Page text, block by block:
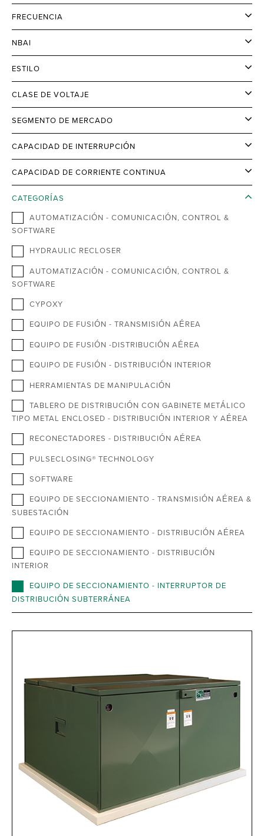
FRECUENCIA
NBAI
ESTILO
CLASE DE VOLTAJE
SEGMENTO DE MERCADO
CAPACIDAD DE INTERRUPCIÓN
CAPACIDAD DE CORRIENTE CONTINUA
CATEGORÍAS
AUTOMATIZACIÓN - COMUNICACIÓN, CONTROL &
SOFTWARE
HYDRAULIC RECLOSER
AUTOMATIZACIÓN - COMUNICACIÓN, CONTROL &
SOFTWARE
CYPOXY
EQUIPO DE FUSIÓN - TRANSMISIÓN AÉREA
EQUIPO DE FUSIÓN -DISTRIBUCIÓN AÉREA
EQUIPO DE FUSIÓN - DISTRIBUCIÓN INTERIOR
HERRAMIENTAS DE MANIPULACIÓN
TABLERO DE DISTRIBUCIÓN CON GABINETE METÁLICO
TIPO METAL ENCLOSED - DISTRIBUCIÓN INTERIOR Y AÉREA
RECONECTADORES - DISTRIBUCIÓN AÉREA
PULSECLOSING® TECHNOLOGY
SOFTWARE
EQUIPO DE SECCIONAMIENTO - TRANSMISIÓN AÉREA &
SUBESTACIÓN
EQUIPO DE SECCIONAMIENTO - DISTRIBUCIÓN AÉREA
EQUIPO DE SECCIONAMIENTO - DISTRIBUCIÓN
INTERIOR
EQUIPO DE SECCIONAMIENTO - INTERRUPTOR DE
DISTRIBUCIÓN SUBTERRÁNEA